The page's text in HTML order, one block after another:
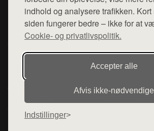
indhold og analysere trafikken. Kort
siden fungerer bedre – ikke for at
Cookie- og privatlivspolitik.
Accepter alle
Afvis ikke‑nødvendige
Indstillinger
Cookie-
Denne side er en del af want.dk, der
hjemmesider med præsentation af
diverse webshops. Der sælges ikke varer
henviser til de shops, som sælger varen. Vi
varerne på lager.